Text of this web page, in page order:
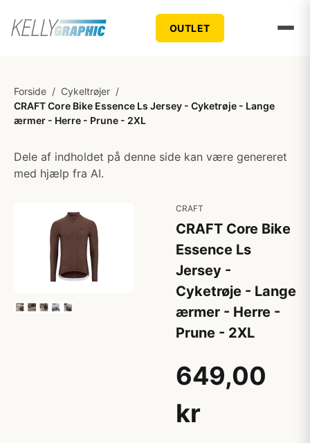
OUTLET
Forside / Cykeltrøjer /
CRAFT Core Bike Essence Ls Jersey - Cyketrøje - Lange
ærmer - Herre - Prune - 2XL
Dele af indholdet på denne side kan være genereret
med hjælp fra AI.
CRAFT
CRAFT Core Bike
Essence Ls
Jersey -
Cyketrøje - Lange
ærmer - Herre -
Prune - 2XL
649,00
kr